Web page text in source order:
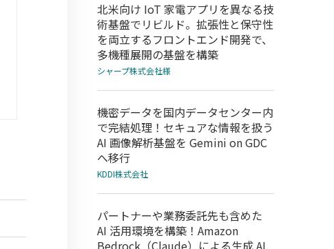
北米向け IoT 家電アプリを異なる技
術基盤でリビルド。拡張性と保守性
を両立するフロントエンド開発で、
多機種展開の基盤を構築
シャープ株式会社様
機密データを国内データセンター内
で完結処理！セキュアな情報を扱う
AI 画像解析基盤を Gemini on GDC
へ移行
KDDI株式会社
パートナーや業務委託先も含めた
AI 活用環境を構築！Amazon
Bedrock（Claude）による生成 AI